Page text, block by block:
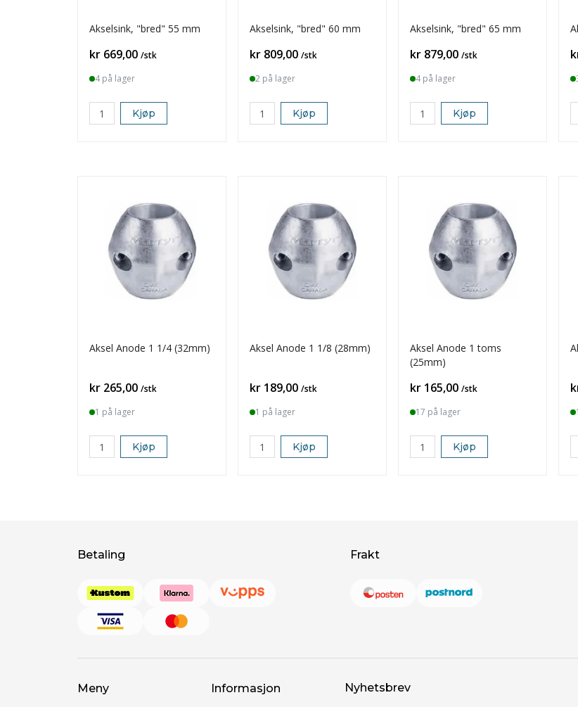
Akselsink, "bred" 55 mm
Pris
kr 669,00 /stk
4 på lager
Kjøp
Akselsink, "bred" 60 mm
Pris
kr 809,00 /stk
2 på lager
Kjøp
Akselsink, "bred" 65 mm
Pris
kr 879,00 /stk
4 på lager
Kjøp
Aksel Anode 1 1/4 (32mm)
Pris
kr 265,00 /stk
1 på lager
Kjøp
Aksel Anode 1 1/8 (28mm)
Pris
kr 189,00 /stk
1 på lager
Kjøp
Aksel Anode 1 toms
(25mm)
Pris
kr 165,00 /stk
17 på lager
Kjøp
Betaling Frakt
Meny Informasjon Nyhetsbrev